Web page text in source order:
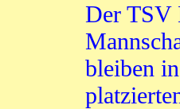
Der TSV
bleiben